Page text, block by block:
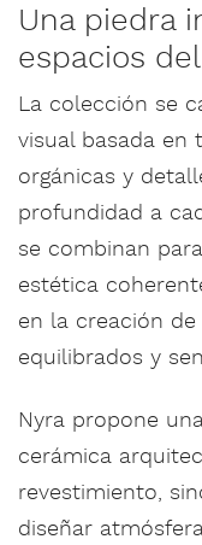
Una piedra
espacios
La colección se
visual basada en
orgánicas y
profundidad a
se combinan
estética
en la creación
equilibrados y
Nyra propone
cerámica
revestimiento,
diseñar